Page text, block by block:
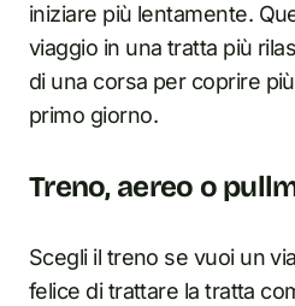
iniziare più lentamente.
viaggio in una tratta più
di una corsa per coprire
primo giorno.
Treno, aereo o
Scegli il treno se vuoi un
felice di trattare la tratta